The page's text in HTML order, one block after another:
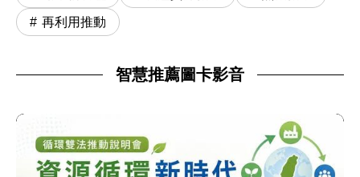
再利用推動
智慧推薦圖卡影音